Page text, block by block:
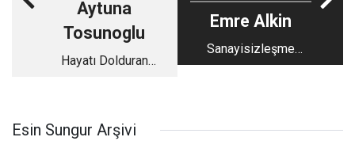
Aytuna
Tosunoglu
Hayatı Dolduran
Emre Alkin
Sanayisizleşme
tehlikesi
Esin Sungur Arşivi